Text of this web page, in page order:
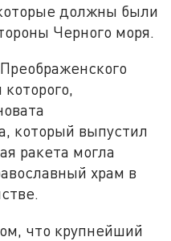
должны были
Черного моря.
который выпустил
ракета могла
храм в
что крупнейший